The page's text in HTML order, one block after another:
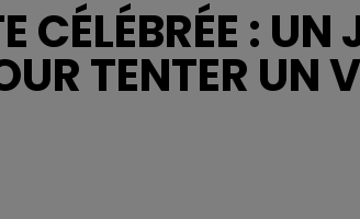
CÉLÉBRÉE : UN
TENTER UN